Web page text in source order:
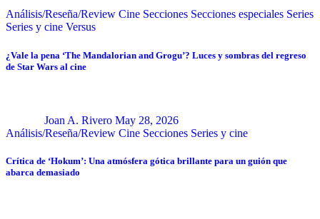
Análisis/Reseña/Review Cine Secciones Secciones especiales Series
Series y cine Versus
¿Vale la pena ‘The Mandalorian and Grogu’? Luces y sombras del regreso
de Star Wars al cine
Joan A. Rivero May 28, 2026
Análisis/Reseña/Review Cine Secciones Series y cine
Crítica de ‘Hokum’: Una atmósfera gótica brillante para un guión que
abarca demasiado